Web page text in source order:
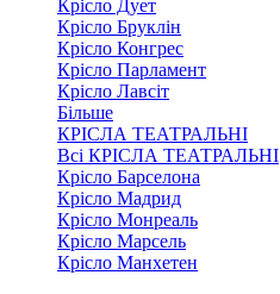
Крісло Дует
Крісло Бруклін
Крісло Конгрес
Крісло Парламент
Крісло Лавсіт
Більше
КРІСЛА ТЕАТРАЛЬНІ
Всі КРІСЛА ТЕАТРАЛЬНІ
Крісло Барселона
Крісло Мадрид
Крісло Монреаль
Крісло Марсель
Крісло Манхетен